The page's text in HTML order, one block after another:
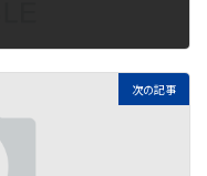
次の記事